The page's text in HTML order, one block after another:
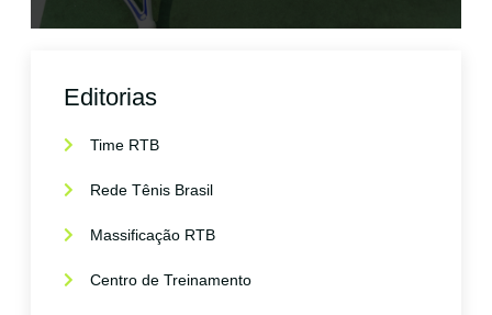
Editorias
Time RTB
Rede Tênis Brasil
Massificação RTB
Centro de Treinamento